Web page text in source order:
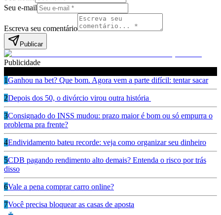
Seu e-mail
Escreva seu comentário
Publicar
Publicidade
1Ganhou na bet? Que bom. Agora vem a parte difícil: tentar sacar
2Depois dos 50, o divórcio virou outra história
3Consignado do INSS mudou: prazo maior é bom ou só empurra o
problema pra frente?
4Endividamento bateu recorde: veja como organizar seu dinheiro
5CDB pagando rendimento alto demais? Entenda o risco por trás
disso
6Vale a pena comprar carro online?
7Você precisa bloquear as casas de aposta